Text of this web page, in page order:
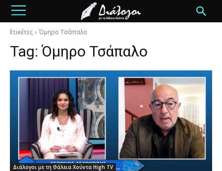
Ετικέτες Όμηρο Τσάπαλο
Tag: Όμηρο Τσάπαλο
Διάλογοι με τη Θάλεια Χούντα High TV